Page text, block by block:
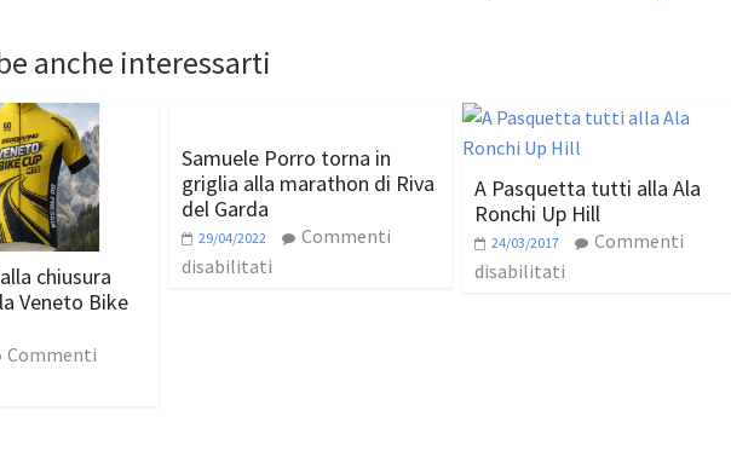
anche interessarti
chiusura
Veneto Bike
Commenti
Samuele Porro torna in
griglia alla marathon di Riva
del Garda
29/04/2022
Commenti
disabilitati
A Pasquetta tutti alla Ala
Ronchi Up Hill
24/03/2017
Commenti
disabilitati